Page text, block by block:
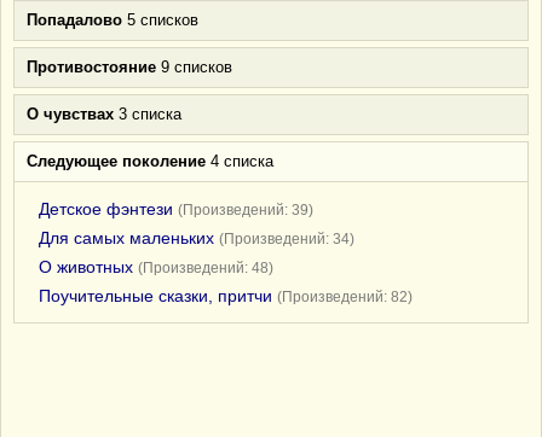
Попадалово 5 списков
Противостояние 9 списков
О чувствах 3 списка
Следующее поколение 4 списка
Детское фэнтези (Произведений: 39)
Для самых маленьких (Произведений: 34)
О животных (Произведений: 48)
Поучительные сказки, притчи (Произведений: 82)